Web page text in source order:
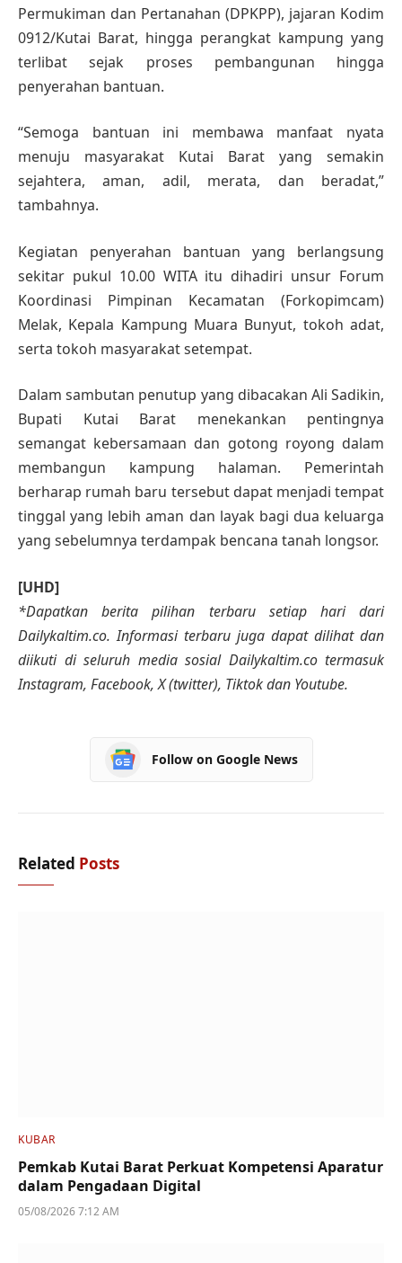
Permukiman dan Pertanahan (DPKPP), jajaran Kodim
0912/Kutai Barat, hingga perangkat kampung yang
terlibat sejak proses pembangunan hingga
penyerahan bantuan.
“Semoga bantuan ini membawa manfaat nyata
menuju masyarakat Kutai Barat yang semakin
sejahtera, aman, adil, merata, dan beradat,”
tambahnya.
Kegiatan penyerahan bantuan yang berlangsung
sekitar pukul 10.00 WITA itu dihadiri unsur Forum
Koordinasi Pimpinan Kecamatan (Forkopimcam)
Melak, Kepala Kampung Muara Bunyut, tokoh adat,
serta tokoh masyarakat setempat.
Dalam sambutan penutup yang dibacakan Ali Sadikin,
Bupati Kutai Barat menekankan pentingnya
semangat kebersamaan dan gotong royong dalam
membangun kampung halaman. Pemerintah
berharap rumah baru tersebut dapat menjadi tempat
tinggal yang lebih aman dan layak bagi dua keluarga
yang sebelumnya terdampak bencana tanah longsor.
[UHD]
*Dapatkan berita pilihan terbaru setiap hari dari
Dailykaltim.co. Informasi terbaru juga dapat dilihat dan
diikuti di seluruh media sosial Dailykaltim.co termasuk
Instagram, Facebook, X (twitter), Tiktok dan Youtube.
Follow on Google News
Related Posts
KUBAR
Pemkab Kutai Barat Perkuat Kompetensi Aparatur
dalam Pengadaan Digital
05/08/2026 7:12 AM